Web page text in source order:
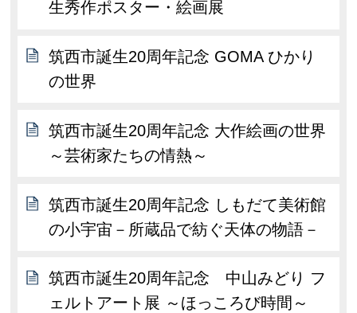
生秀作ポスター・絵画展
筑西市誕生20周年記念 GOMA ひかり
の世界
筑西市誕生20周年記念 大作絵画の世界
～芸術家たちの情熱～
筑西市誕生20周年記念 しもだて美術館
の小宇宙－所蔵品で紡ぐ天体の物語－
筑西市誕生20周年記念 中山みどり フ
ェルトアート展 ～ほっころび時間～